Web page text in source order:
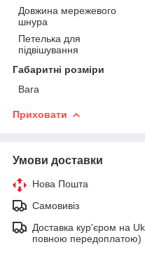
Довжина мережевого
шнура
Петелька для
підвішування
Габаритні розміри
Вага
Приховати
Умови доставки
Нова Пошта
Самовивіз
Доставка кур'єром на
повною передоплатою)